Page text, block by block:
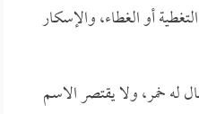
أو الغطاء، والإسكار
له خمر، ولا يقتصر الاسم